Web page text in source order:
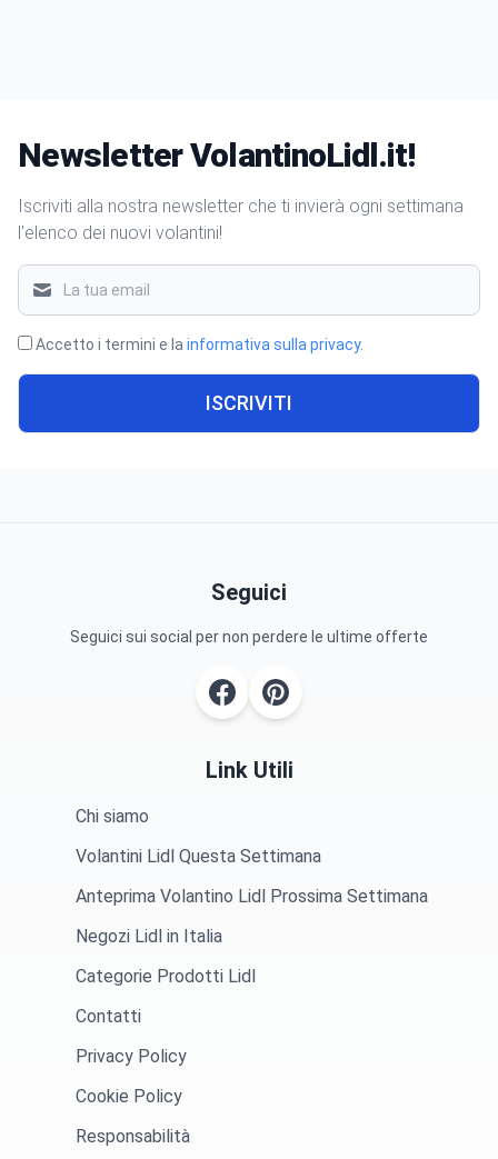
Newsletter VolantinoLidl.it!
Iscriviti alla nostra newsletter che ti invierà ogni settimana
l'elenco dei nuovi volantini!
Accetto i termini e la informativa sulla privacy.
ISCRIVITI
Seguici
Seguici sui social per non perdere le ultime offerte
Link Utili
Chi siamo
Volantini Lidl Questa Settimana
Anteprima Volantino Lidl Prossima Settimana
Negozi Lidl in Italia
Categorie Prodotti Lidl
Contatti
Privacy Policy
Cookie Policy
Responsabilità